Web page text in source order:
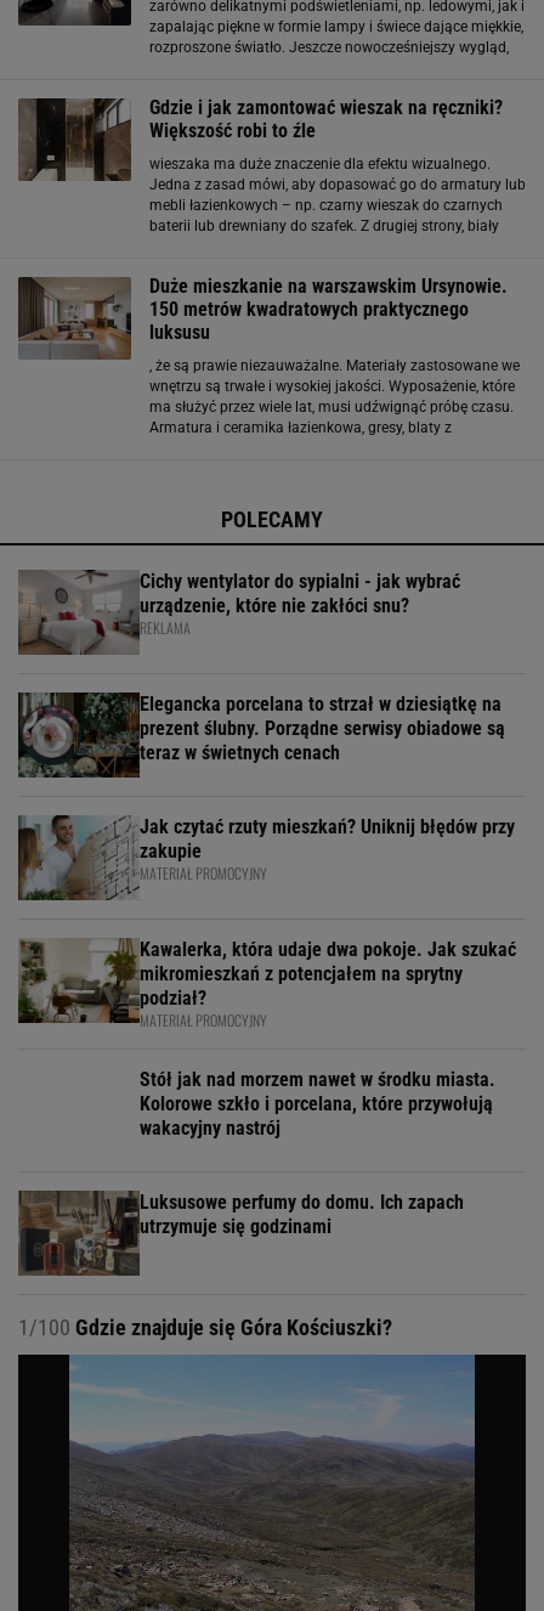
zarówno delikatnymi podświetleniami, np. ledowymi, jak i
zapalając piękne w formie lampy i świece dające miękkie,
rozproszone światło. Jeszcze nowocześniejszy wygląd,
Gdzie i jak zamontować wieszak na ręczniki?
Większość robi to źle
wieszaka ma duże znaczenie dla efektu wizualnego.
Jedna z zasad mówi, aby dopasować go do armatury lub
mebli łazienkowych – np. czarny wieszak do czarnych
baterii lub drewniany do szafek. Z drugiej strony, biały
Duże mieszkanie na warszawskim Ursynowie.
150 metrów kwadratowych praktycznego
luksusu
, że są prawie niezauważalne. Materiały zastosowane we
wnętrzu są trwałe i wysokiej jakości. Wyposażenie, które
ma służyć przez wiele lat, musi udźwignąć próbę czasu.
Armatura i ceramika łazienkowa, gresy, blaty z
POLECAMY
Cichy wentylator do sypialni - jak wybrać
urządzenie, które nie zakłóci snu?
REKLAMA
Elegancka porcelana to strzał w dziesiątkę na
prezent ślubny. Porządne serwisy obiadowe są
teraz w świetnych cenach
Jak czytać rzuty mieszkań? Uniknij błędów przy
zakupie
MATERIAŁ PROMOCYJNY
Kawalerka, która udaje dwa pokoje. Jak szukać
mikromieszkań z potencjałem na sprytny
podział?
MATERIAŁ PROMOCYJNY
Stół jak nad morzem nawet w środku miasta.
Kolorowe szkło i porcelana, które przywołują
wakacyjny nastrój
Luksusowe perfumy do domu. Ich zapach
utrzymuje się godzinami
1/100 Gdzie znajduje się Góra Kościuszki?